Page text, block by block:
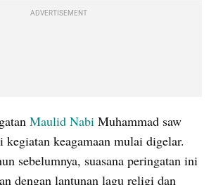
ADVERTISEMENT
Maulid Nabi Muhammad saw
kegiatan keagamaan mulai digelar.
sebelumnya, suasana peringatan ini
dengan lantunan lagu religi dan